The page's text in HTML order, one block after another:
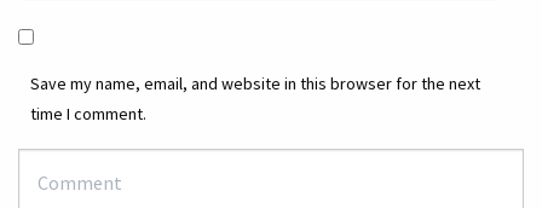
Save my name, email, and website in this browser for the next
time I comment.